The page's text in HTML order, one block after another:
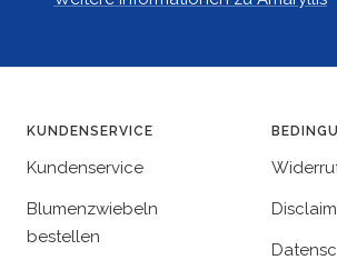
KUNDENSERVICE
Kundenservice
Blumenzwiebeln
bestellen